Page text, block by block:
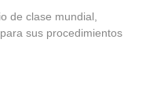
de clase mundial,
sus procedimientos